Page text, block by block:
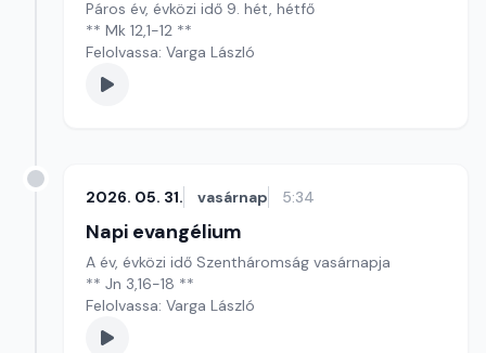
Páros év, évközi idő 9. hét, hétfő
** Mk 12,1-12 **
Felolvassa: Varga László
2026. 05. 31. vasárnap 5:34
Napi evangélium
A év, évközi idő Szentháromság vasárnapja
** Jn 3,16-18 **
Felolvassa: Varga László